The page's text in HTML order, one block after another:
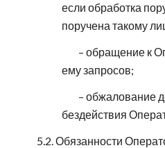
если обработка
поручена такому
– обращение к
ему запросов;
– обжалование
бездействия
5.2. Обязанности